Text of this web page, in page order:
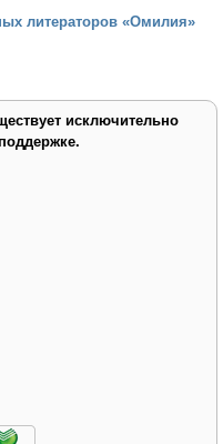
литераторов «Омилия»
исключительно